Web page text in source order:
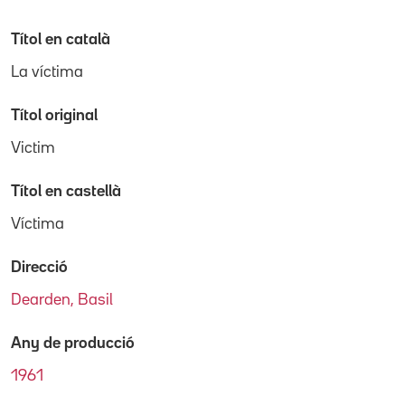
Títol en català
La víctima
Títol original
Victim
Títol en castellà
Víctima
Direcció
Dearden, Basil
Any de producció
1961